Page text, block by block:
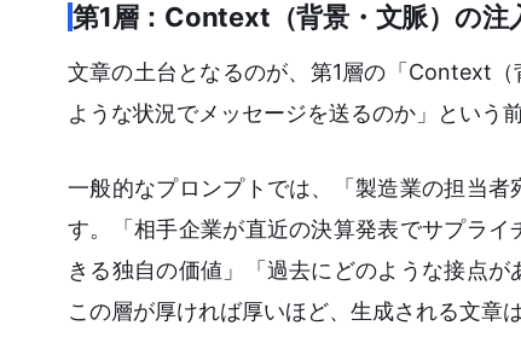
第1層：Context（背景・文脈）の注
文章の土台となるのが、第1層の「Context
ような状況でメッセージを送るのか」という
一般的なプロンプトでは、「製造業の担当
す。「相手企業が直近の決算発表でサプラ
きる独自の価値」「過去にどのような接点
この層が厚ければ厚いほど、生成される文章